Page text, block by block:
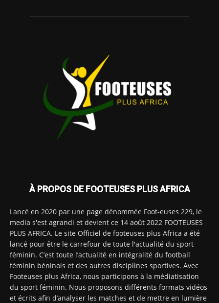
À PROPOS DE FOOTEUSES PLUS AFRICA
Lancé en 2020 par une page dénommée Foot-euses 229, le
media s'est agrandi et devient ce 14 août 2022 FOOTEUSES
PLUS AFRICA. Le site Officiel de footeuses plus Africa a été
lancé pour être le carrefour de toute l'actualité du sport
féminin. C’est toute l’actualité en intégralité du football
féminin béninois et des autres disciplines sportives. Avec
Footeuses plus Africa, nous participons à la médiatisation
du sport féminin. Nous proposons différents formats vidéos
et écrits afin d’analyser les matches et de mettre en lumière